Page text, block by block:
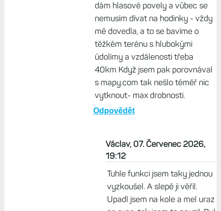
dám hlasové povely a vůbec se
nemusím dívat na hodinky - vždy
mě dovedla, a to se bavíme o
těžkém terénu s hlubokými
údolímy a vzdálenosti třeba
40km Když jsem pak porovnával
s mapy.com tak nešlo téměř nic
vytknout- max drobnosti.
Odpovědět
Václav, 07. Červenec 2026,
19:12
Tuhle funkci jsem taky jednou
vyzkoušel. A slepě ji věřil.
Upadl jsem na kole a mel uraz